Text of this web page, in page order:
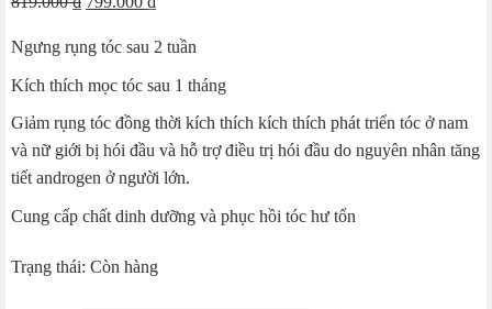
là:
819.000 ₫.
tại
là:
Ngưng rụng tóc sau 2 tuần
Kích thích mọc tóc sau 1 tháng
Giảm rụng tóc đồng thời kích thích kích thích phát triển tóc ở nam
và nữ giới bị hói đầu và hỗ trợ điều trị hói đầu do nguyên nhân tăng
tiết androgen ở người lớn.
Cung cấp chất dinh dưỡng và phục hồi tóc hư tổn
Trạng thái: Còn hàng